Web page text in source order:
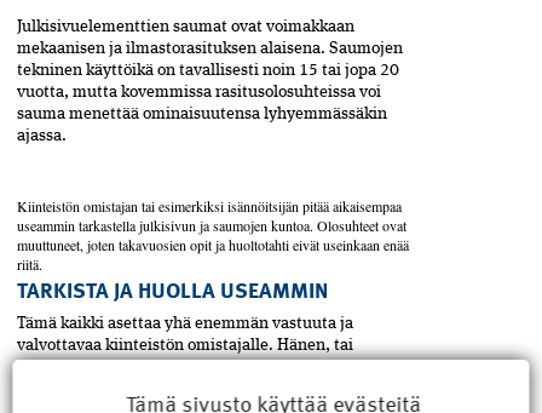
Julkisivuelementtien saumat ovat voimakkaan
mekaanisen ja ilmastorasituksen alaisena. Saumojen
tekninen käyttöikä on tavallisesti noin 15 tai jopa 20
vuotta, mutta kovemmissa rasitusolosuhteissa voi
sauma menettää ominaisuutensa lyhyemmässäkin
ajassa.
Kiinteistön omistajan tai esimerkiksi isännöitsijän pitää aikaisempaa
useammin tarkastella julkisivun ja saumojen kuntoa. Olosuhteet ovat
muuttuneet, joten takavuosien opit ja huoltotahti eivät useinkaan enää
riitä.
TARKISTA JA HUOLLA USEAMMIN
Tämä kaikki asettaa yhä enemmän vastuuta ja
valvottavaa kiinteistön omistajalle. Hänen, tai
Tämä sivusto käyttää evästeitä